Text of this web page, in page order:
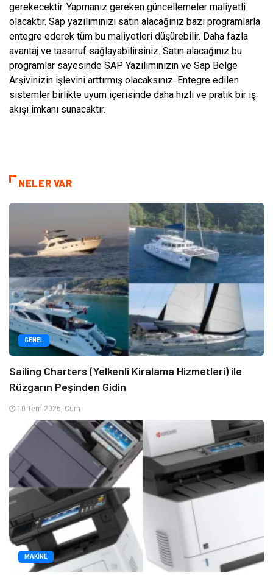
gerekecektir. Yapmanız gereken güncellemeler maliyetli
olacaktır. Sap yazılımınızı satın alacağınız bazı programlarla
entegre ederek tüm bu maliyetleri düşürebilir. Daha fazla
avantaj ve tasarruf sağlayabilirsiniz. Satın alacağınız bu
programlar sayesinde SAP Yazılımınızın ve Sap Belge
Arşivinizin işlevini arttırmış olacaksınız. Entegre edilen
sistemler birlikte uyum içerisinde daha hızlı ve pratik bir iş
akışı imkanı sunacaktır.
NELER VAR
GENEL
Sailing Charters (Yelkenli Kiralama Hizmetleri) ile
Rüzgarın Peşinden Gidin
10 Tem 2026, Cum
MAKINE